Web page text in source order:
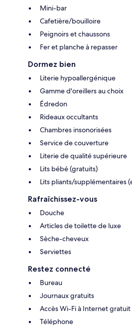
Mini-bar
Cafetière/bouilloire
Peignoirs et chaussons
Fer et planche à repasser
Dormez bien
Literie hypoallergénique
Gamme d'oreillers au choix
Édredon
Rideaux occultants
Chambres insonorisées
Service de couverture
Literie de qualité supérieure
Lits bébé (gratuits)
Lits pliants/supplémentaires
Rafraîchissez-vous
Douche
Articles de toilette de luxe
Sèche-cheveux
Serviettes
Restez connecté
Bureau
Journaux gratuits
Accès Wi-Fi à Internet gratuit
Téléphone